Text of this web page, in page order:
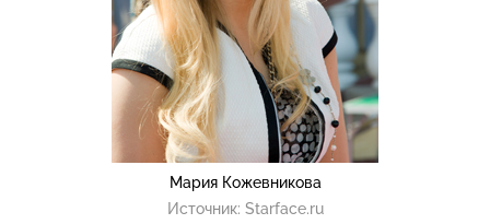
Мария Кожевникова
Источник: Starface.ru